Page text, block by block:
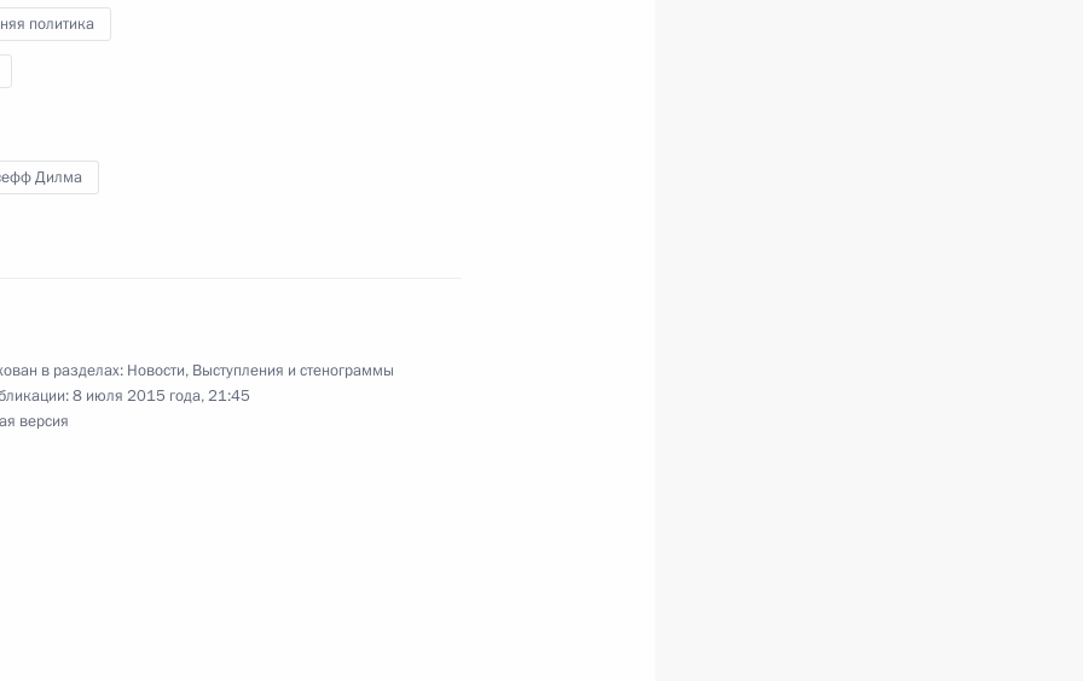
Роуссефф
политика
Дилма
в разделах: Новости, Выступления и стенограммы
8 июля 2015 года, 21:45
версия